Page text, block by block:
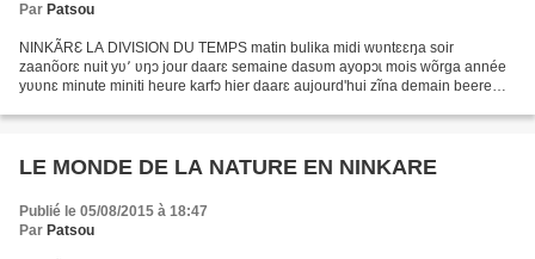
Par Patsou
NINKÃRƐ LA DIVISION DU TEMPS matin bulika midi wʋntɛɛŋa soir
zaanõorɛ nuit yʋ՚ ʋŋɔ jour daarɛ semaine dasʋm ayopɔɩ mois wõrga année
yʋʋnɛ minute miniti heure karfɔ hier daarɛ aujourd'hui zĩna demain beere
LE MONDE DE LA NATURE EN NINKARE
Publié le 05/08/2015 à 18:47
Par Patsou